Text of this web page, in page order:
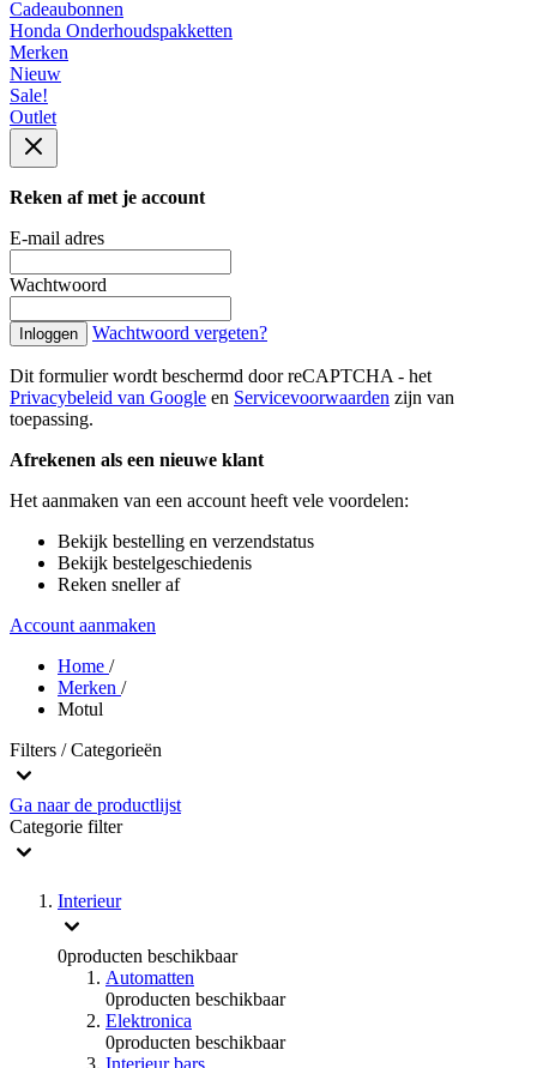
Cadeaubonnen
Honda Onderhoudspakketten
Merken
Nieuw
Sale!
Outlet
Reken af met je account
E-mail adres
Wachtwoord
Inloggen Wachtwoord vergeten?
Dit formulier wordt beschermd door reCAPTCHA - het
Privacybeleid van Google en Servicevoorwaarden zijn van
toepassing.
Afrekenen als een nieuwe klant
Het aanmaken van een account heeft vele voordelen:
Bekijk bestelling en verzendstatus
Bekijk bestelgeschiedenis
Reken sneller af
Account aanmaken
Home /
Merken /
Motul
Filters / Categorieën
Ga naar de productlijst
Categorie filter
Interieur
0producten beschikbaar
Automatten
0producten beschikbaar
Elektronica
0producten beschikbaar
Interieur bars